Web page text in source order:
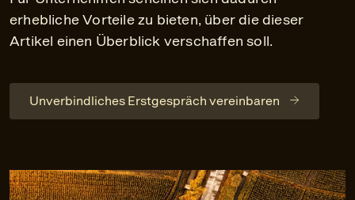
erhebliche Vorteile zu bieten, über die dieser
Artikel einen Überblick verschaffen soll.
Unverbindliches Erstgespräch vereinbaren